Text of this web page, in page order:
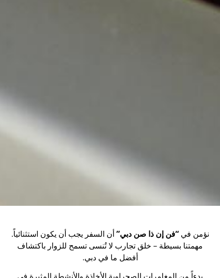
نؤمن في“فن إن ذا صن دبي”أن السفر يجب أن يكون استثنائياً.
مهمتنا بسيطة – خلق تجارب لا تُنسى تسمح للزوار باكتشاف
أفضل ما في دبي.